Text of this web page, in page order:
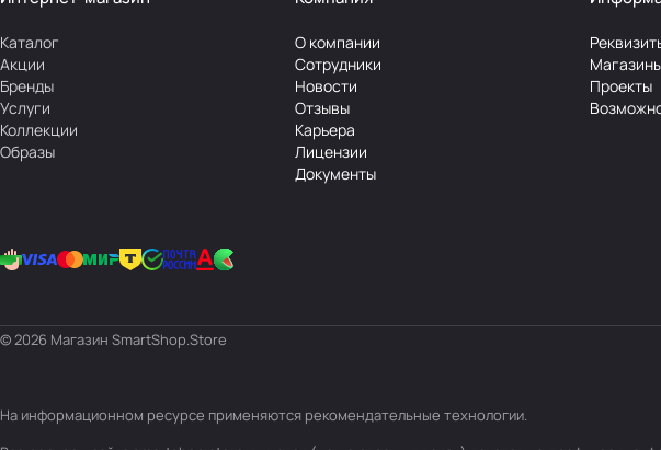
Каталог
Акции
Бренды
Услуги
Коллекции
Образы
О компании
Сотрудники
Новости
Отзывы
Карьера
Лицензии
Документы
Проекты
© 2026 Магазин SmartShop.Store
На информационном ресурсе применяются рекомендательные технологии.